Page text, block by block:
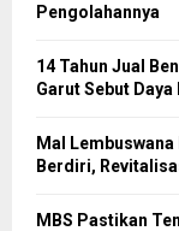
Pengolahannya
14 Tahun Jual
Garut Sebut
Mal
Berdiri,
MBS Pastikan